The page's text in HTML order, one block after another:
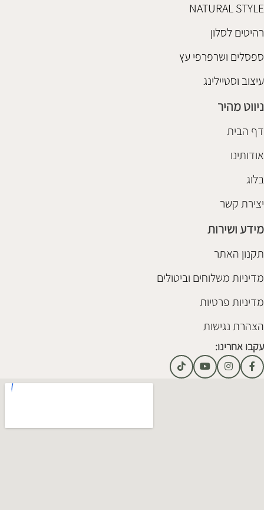
NATURAL STYLE
רהיטים לסלון
ספסלים ושרפרפי עץ
עיצוב וסטיילינג
ניווט מהיר
דף הבית
אודותינו
בלוג
יצירת קשר
מידע ושירות
תקנון האתר
מדיניות משלוחים וביטולים
מדיניות פרטיות
הצהרת נגישות
עקבו אחרינו: